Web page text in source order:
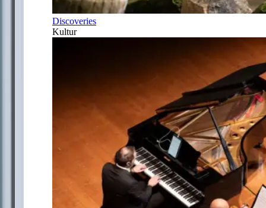
Discoveries
Kultur